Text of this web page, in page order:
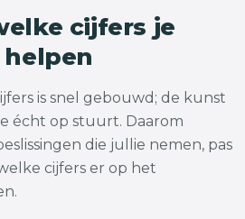
cijfers je
is snel gebouwd; de kunst
écht op stuurt. Daarom
die jullie nemen, pas
cijfers er op het